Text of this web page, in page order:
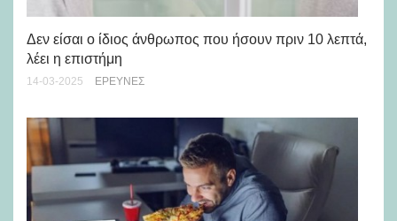
Δεν είσαι ο ίδιος άνθρωπος που ήσουν πριν 10 λεπτά,
λέει η επιστήμη
14-03-2025 ΈΡΕΥΝΕΣ